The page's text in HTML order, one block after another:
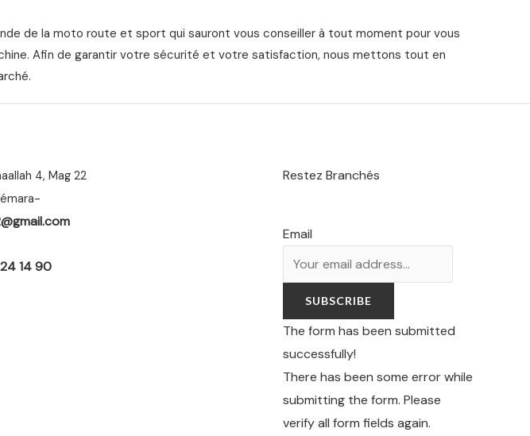
de la moto route et sport qui sauront vous conseiller à tout moment pour vous
Afin de garantir votre sécurité et votre satisfaction, nous mettons tout en
4, Mag 22
14 90
Restez Branchés
Email
SUBSCRIBE
The form has been submitted
successfully!
There has been some error while
submitting the form. Please
verify all form fields again.